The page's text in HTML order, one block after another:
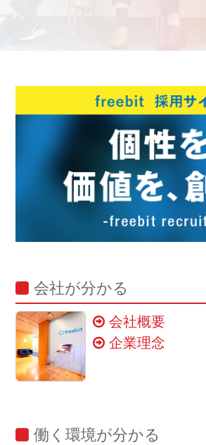
会社が分かる
会社概要
企業理念
働く環境が分かる